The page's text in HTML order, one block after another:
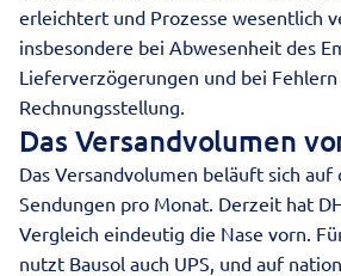
erleichtert und Prozesse wesentlich
insbesondere bei Abwesenheit des
Lieferverzögerungen und bei
Rechnungsstellung.
Das Versandvolumen
Das Versandvolumen beläuft sich auf
Sendungen pro Monat. Derzeit hat
Vergleich eindeutig die Nase vorn.
nutzt Bausol auch UPS, und auf